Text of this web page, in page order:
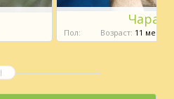
Чара
Пол: Возраст: 11